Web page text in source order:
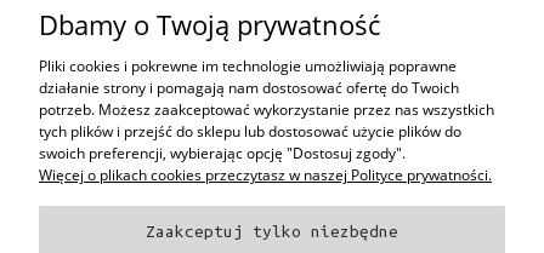
Kontakt
4 EYES OPTYKA -
optyk Warszawa
ul.Chmielna 4
00-020 Warszawa
woj. mazowieckie
+48 696 015 670
sklep@4eyes.pl
Dbamy o Twoją prywatność
Pliki cookies i pokrewne im technologie umożliwiają poprawne
działanie strony i pomagają nam dostosować ofertę do Twoich
potrzeb. Możesz zaakceptować wykorzystanie przez nas wszystkich
tych plików i przejść do sklepu lub dostosować użycie plików do
swoich preferencji, wybierając opcję "Dostosuj zgody".
Więcej o plikach cookies przeczytasz w naszej Polityce prywatności.
Zaakceptuj tylko niezbędne